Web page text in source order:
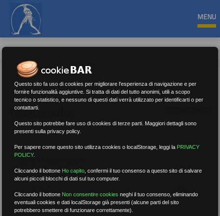
MENU
Multimedia
CERCA MULTIMEDIA:
Questo sito fa uso di cookies per migliorare l'esperienza di navigazione e per
fornire funzionalità aggiuntive. Si tratta di dati del tutto anonimi, utili a scopo
tecnico o statistico, e nessuno di questi dati verrà utilizzato per identificarti o per
contattarti.
Questo sito potrebbe fare uso di cookies di terze parti. Maggiori dettagli sono
presenti sulla privacy policy.
Per sapere come questo sito utilizza cookies o localStorage, leggi la PRIVACY
POLICY.
Cliccando il bottone Ho capito,confermi il tuo consenso a questo sito di salvare
alcuni piccoli blocchi di dati sul tuo computer.
Cliccando il bottone Non consentire cookies neghi il tuo consenso, eliminando
eventuali cookies e dati localStorage già presenti (alcune parti del sito
potrebbero smettere di funzionare correttamente).